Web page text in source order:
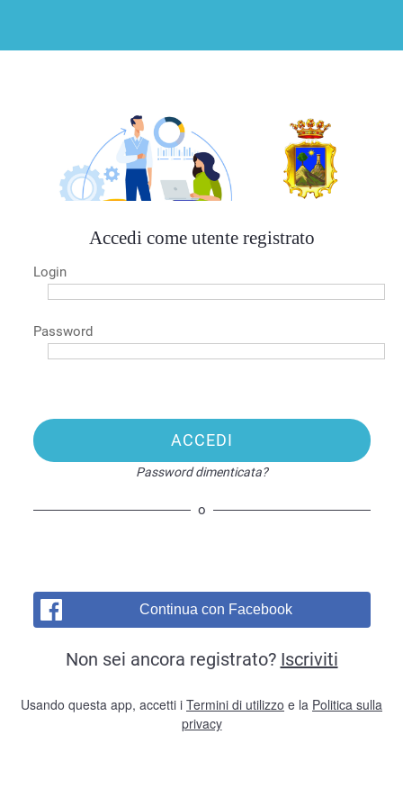
Accedi come utente registrato
Login
Password
ACCEDI
Password dimenticata?
o
Continua con Facebook
Non sei ancora registrato? Iscriviti
Usando questa app, accetti i Termini di utilizzo e la Politica sulla
privacy